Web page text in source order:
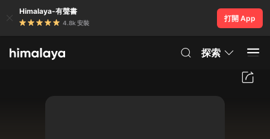
Himalaya-有聲書
4.8k 安裝
打開 App
探索